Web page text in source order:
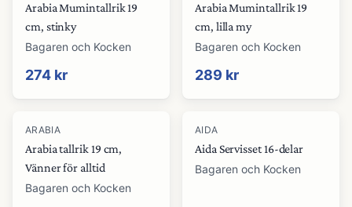
Arabia Mumintallrik 19
cm, stinky
Bagaren och Kocken
274 kr
Arabia Mumintallrik 19
cm, lilla my
Bagaren och Kocken
289 kr
ARABIA
Arabia tallrik 19 cm,
Vänner för alltid
Bagaren och Kocken
AIDA
Aida Servisset 16-delar
Bagaren och Kocken